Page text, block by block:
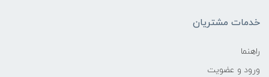
خدمات مشتریان
راهنما
ورود و عضویت